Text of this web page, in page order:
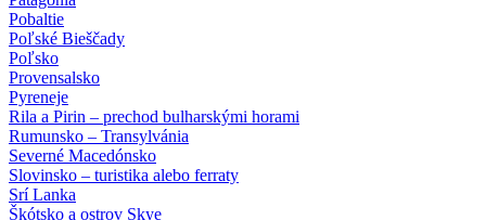
Pobaltie
Poľské Bieščady
Poľsko
Provensalsko
Pyreneje
Rila a Pirin – prechod bulharskými horami
Rumunsko – Transylvánia
Severné Macedónsko
Slovinsko – turistika alebo ferraty
Srí Lanka
Škótsko a ostrov Skye